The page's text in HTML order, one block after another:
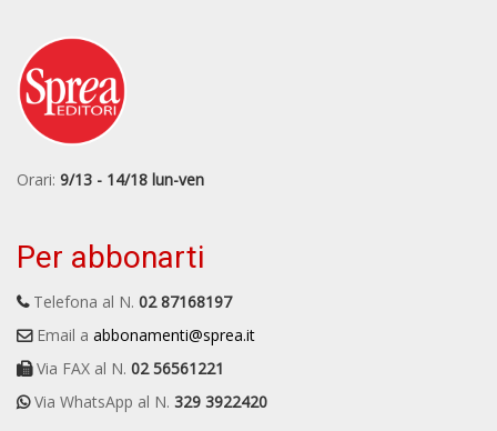
Orari: 9/13 - 14/18 lun-ven
Per abbonarti
Telefona al N. 02 87168197
Email a abbonamenti@sprea.it
Via FAX al N. 02 56561221
Via WhatsApp al N. 329 3922420